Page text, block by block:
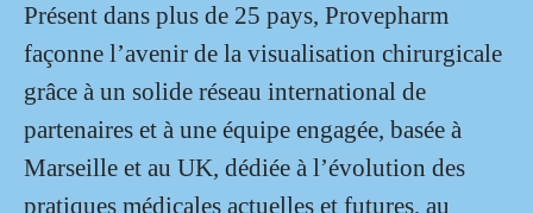
Présent dans plus de 25 pays, Provepharm
façonne l’avenir de la visualisation chirurgicale
grâce à un solide réseau international de
partenaires et à une équipe engagée, basée à
Marseille et au UK, dédiée à l’évolution des
pratiques médicales actuelles et futures, au